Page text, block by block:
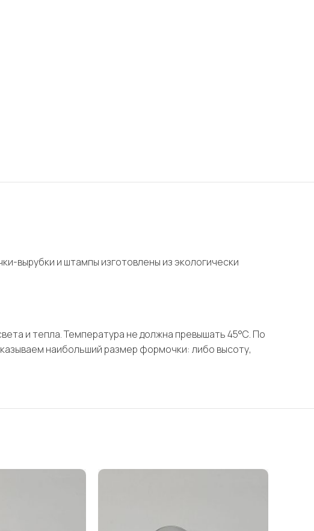
вырубки и штампы изготовлены из экологически
и тепла. Температура не должна превышать 45°С. По
наибольший размер формочки: либо высоту,